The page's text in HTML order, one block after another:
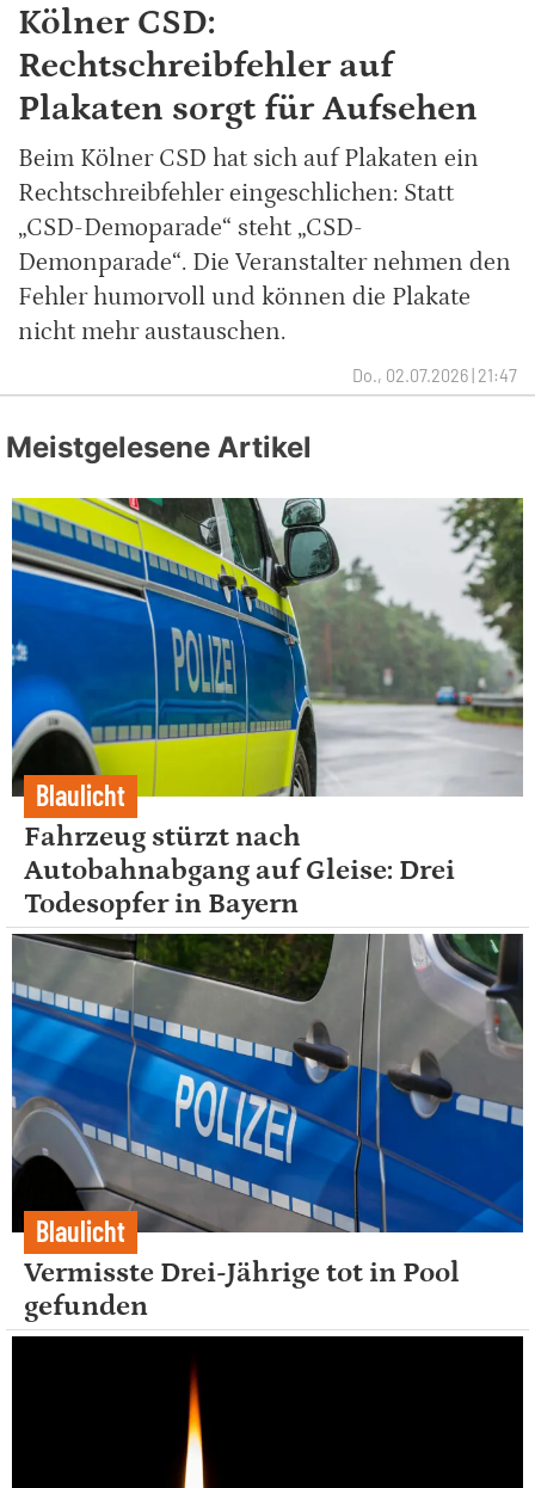
Kölner CSD:
Rechtschreibfehler auf
Plakaten sorgt für Aufsehen
Beim Kölner CSD hat sich auf Plakaten ein
Rechtschreibfehler eingeschlichen: Statt
„CSD-Demoparade“ steht „CSD-
Demonparade“. Die Veranstalter nehmen den
Fehler humorvoll und können die Plakate
nicht mehr austauschen.
Do., 02.07.2026 | 21:47
Meistgelesene Artikel
Blaulicht
Fahrzeug stürzt nach
Autobahnabgang auf Gleise: Drei
Todesopfer in Bayern
Blaulicht
Vermisste Drei-Jährige tot in Pool
gefunden